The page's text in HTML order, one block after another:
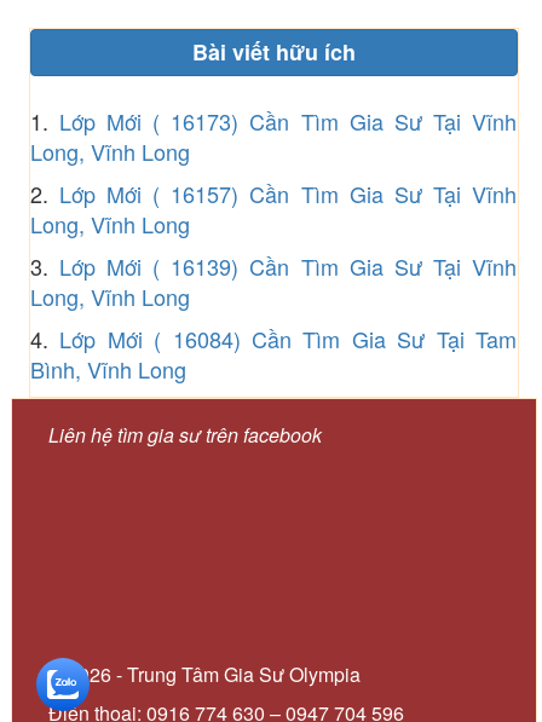
Bài viết hữu ích
1. Lớp Mới ( 16173) Cần Tìm Gia Sư Tại Vĩnh
Long, Vĩnh Long
2. Lớp Mới ( 16157) Cần Tìm Gia Sư Tại Vĩnh
Long, Vĩnh Long
3. Lớp Mới ( 16139) Cần Tìm Gia Sư Tại Vĩnh
Long, Vĩnh Long
4. Lớp Mới ( 16084) Cần Tìm Gia Sư Tại Tam
Bình, Vĩnh Long
Liên hệ tìm gia sư trên facebook
© 2026 - Trung Tâm Gia Sư Olympia
Điện thoại: 0916 774 630 – 0947 704 596